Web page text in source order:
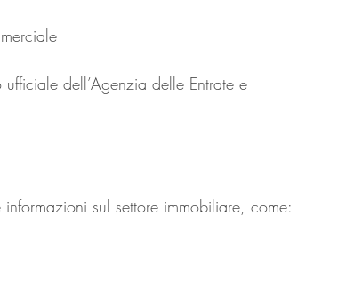
dell’Agenzia delle Entrate e
sul settore immobiliare, come: